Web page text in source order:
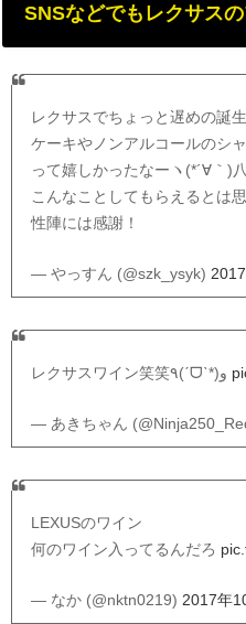
SNSなどでもレクサス
レクサスでちょっと遅めの誕
ケーキやノンアルコールのシ
って嬉しかったなーヽ(*´∀｀)
こんなことしてもらえるとは
性陣には感謝！
— やっすん (@szk_ysyk)
— あきちゃん
LEXUSのワイン
何のワイン入ってるんだろ
— なか (@nktn0219) 2017年